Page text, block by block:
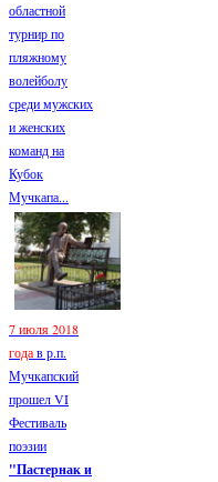
областной
турнир по
пляжному
волейболу
среди мужских
и женских
команд на
Кубок
Мучкапа...
7 июля 2018
годав р.п.
Мучкапский
прошел VI
Фестиваль
поэзии
"Пастернак и